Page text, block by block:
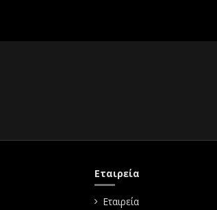
Εταιρεία
Εταιρεία